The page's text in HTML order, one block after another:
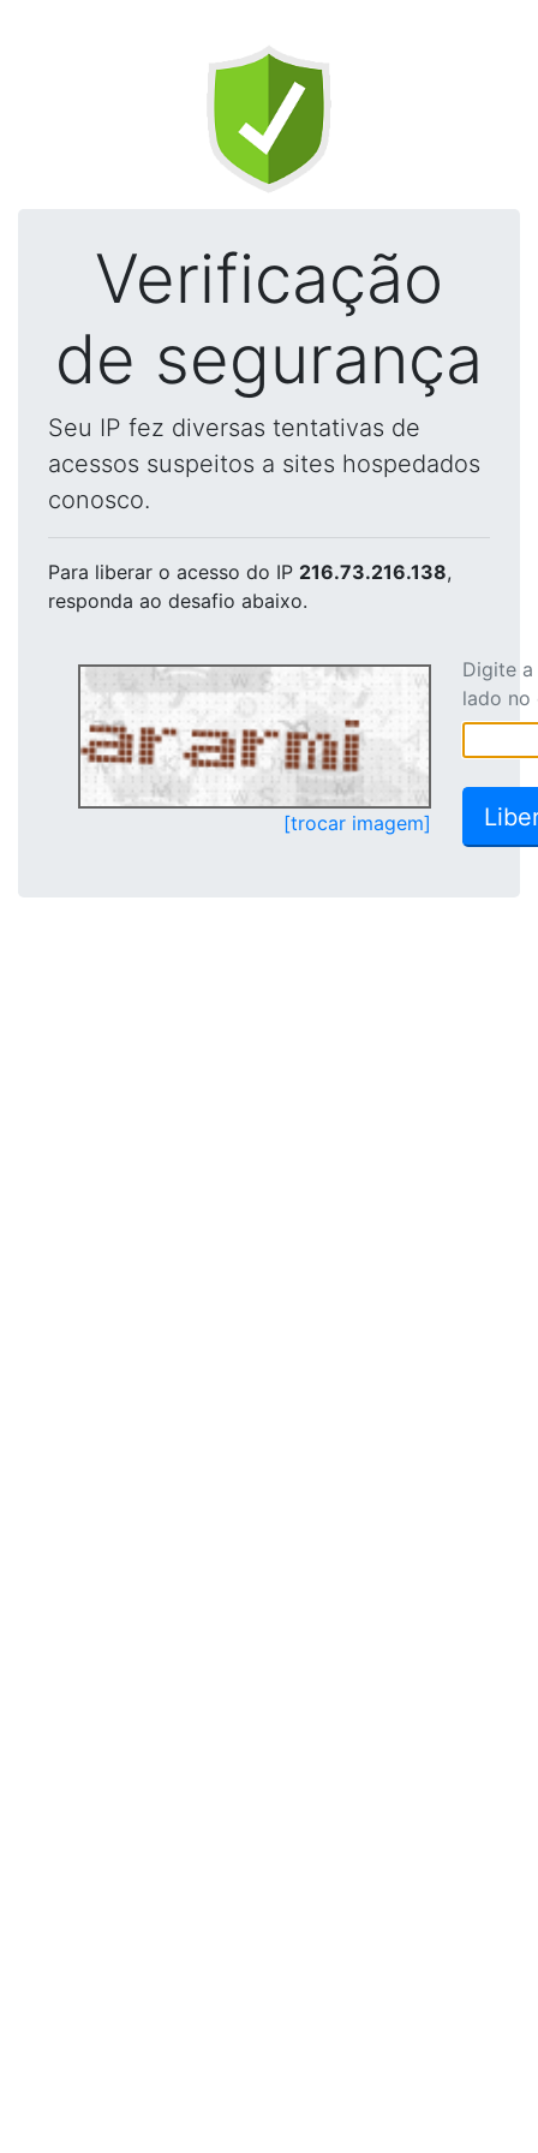
Verificação
de segurança
Seu IP fez diversas tentativas de
acessos suspeitos a sites hospedados
conosco.
Para liberar o acesso do IP 216.73.216.138,
responda ao desafio abaixo.
[trocar imagem]
Digite
lado no